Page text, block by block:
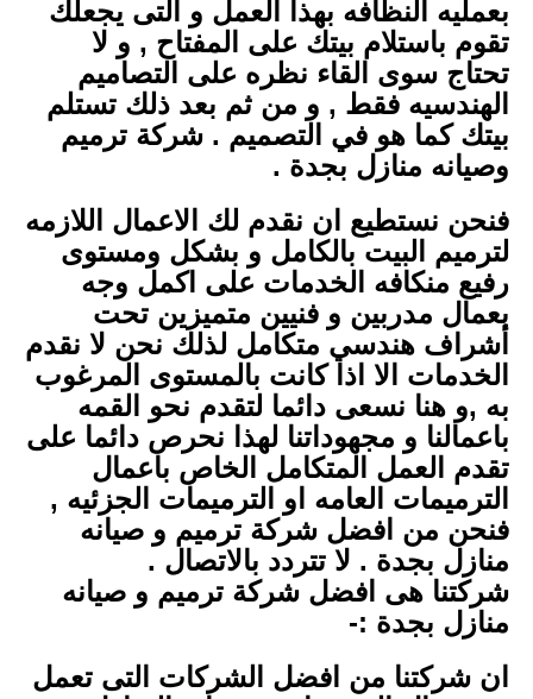
بعمليه النظافه بهذا العمل و التى يجعلك
تقوم باستلام بيتك على المفتاح , و لا
تحتاج سوى القاء نظره على التصاميم
الهندسيه فقط , و من ثم بعد ذلك تستلم
بيتك كما هو في التصميم . شركة ترميم
وصيانه منازل بجدة .
فنحن نستطيع ان نقدم لك الاعمال اللازمه
لترميم البيت بالكامل و بشكل ومستوى
رفيع منكافه الخدمات على اكمل وجه
بعمال مدربين و فنيين متميزين تحت
أشراف هندسي متكامل لذلك نحن لا نقدم
الخدمات الا اذا كانت بالمستوى المرغوب
به ,و هنا نسعى دائما لتقدم نحو القمه
باعمالنا و مجهوداتنا لهذا نحرص دائما على
تقدم العمل المتكامل الخاص باعمال
الترميمات العامه او الترميمات الجزئيه ,
فنحن من افضل شركة ترميم و صيانه
منازل بجدة . لا تتردد بالاتصال .
شركتنا هى افضل شركة ترميم و صيانه
منازل بجدة :-
ان شركتنا من افضل الشركات التى تعمل